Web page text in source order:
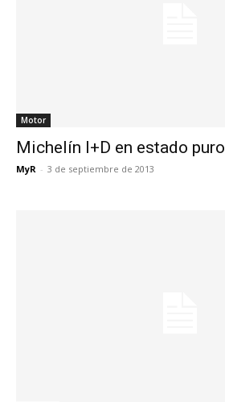
Motor
Michelín I+D en estado puro
MyR - 3 de septiembre de 2013